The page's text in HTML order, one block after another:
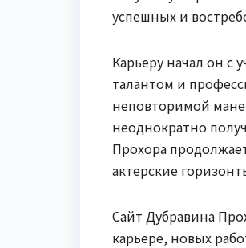
успешных и
Карьеру начал он с
талантом и
неповторимой
неоднократно
Прохора
актерские
Сайт Дубравина
карьере, новых